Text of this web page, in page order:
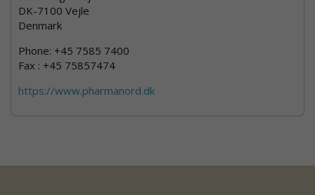
DK-7100 Vejle
Denmark
Phone: +45 7585 7400
Fax : +45 75857474
https://www.pharmanord.dk